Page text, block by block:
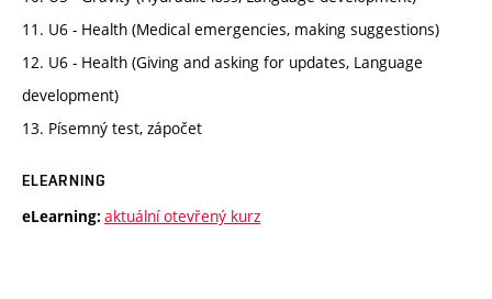
11. U6 - Health (Medical emergencies, making suggestions)
12. U6 - Health (Giving and asking for updates, Language
development)
13. Písemný test, zápočet
ELEARNING
eLearning: aktuální otevřený kurz